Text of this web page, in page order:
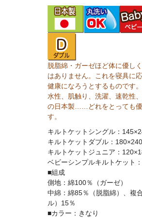
脱脂綿・ガーゼほど体に優し
はありません。これを寝具に
健康になろうとするものです
水性、肌触り、洗濯、速乾性
の日本製……どれをとっても
す。
キルトケットシングル：
キルトケットダブル：
キルトケットジュニア：
ベビーシンプルキルトケット
■組成
側地：綿100％（ガーゼ）
中綿：綿85％（脱脂綿）、複
ル）15％
■カラー：きなり